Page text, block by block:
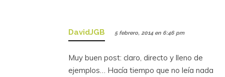
DavidJGB 5 febrero, 2014 en 6:46 pm
Muy buen post: claro, directo y lleno de
ejemplos… Hacía tiempo que no leía nada